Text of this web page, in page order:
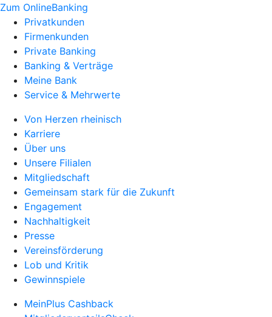
Zum OnlineBanking
Privatkunden
Firmenkunden
Private Banking
Banking & Verträge
Meine Bank
Service & Mehrwerte
Von Herzen rheinisch
Karriere
Über uns
Unsere Filialen
Mitgliedschaft
Gemeinsam stark für die Zukunft
Engagement
Nachhaltigkeit
Presse
Vereinsförderung
Lob und Kritik
Gewinnspiele
MeinPlus Cashback